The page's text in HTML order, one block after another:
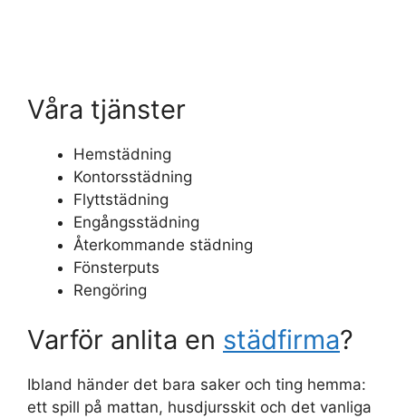
Våra tjänster
Hemstädning
Kontorsstädning
Flyttstädning
Engångsstädning
Återkommande städning
Fönsterputs
Rengöring
Varför anlita en städfirma?
Ibland händer det bara saker och ting hemma:
ett spill på mattan, husdjursskit och det vanliga